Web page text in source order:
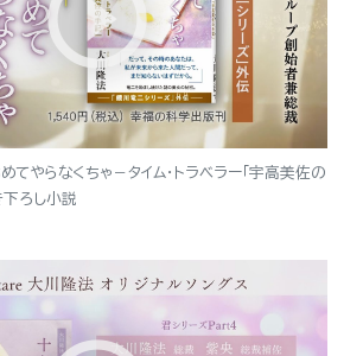
てやらなくちゃ－タイム・トラベラー「宇高美佐の
下ろし小説